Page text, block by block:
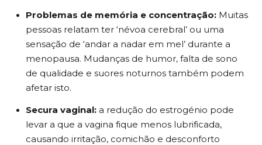
Problemas de memória e concentração:Muitas
pessoas relatam ter ‘névoa cerebral’ ou uma
sensação de ‘andar a nadar em mel’ durante a
menopausa. Mudanças de humor, falta de sono
de qualidade e suores noturnos também podem
afetar isto.
Secura vaginal:a redução do estrogénio pode
levar a que a vagina fique menos lubrificada,
causando irritação, comichão e desconforto